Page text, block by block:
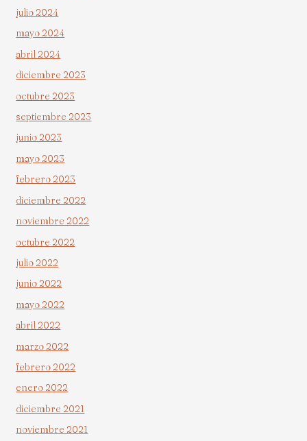
julio 2024
mayo 2024
abril 2024
diciembre 2023
octubre 2023
septiembre 2023
junio 2023
mayo 2023
febrero 2023
diciembre 2022
noviembre 2022
octubre 2022
julio 2022
junio 2022
mayo 2022
abril 2022
marzo 2022
febrero 2022
enero 2022
diciembre 2021
noviembre 2021